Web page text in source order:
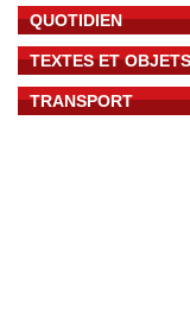
QUOTIDIEN
TEXTES ET OBJETS
TRANSPORT